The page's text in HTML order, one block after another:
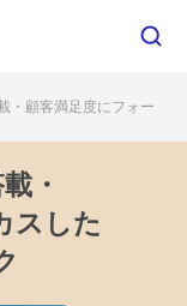
・顧客満足度にフォー
・
スした